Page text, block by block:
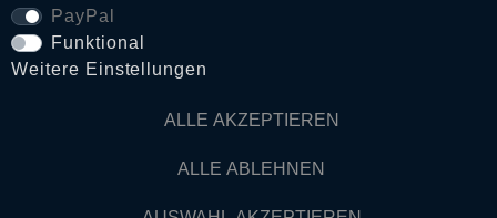
VERTRAG WIDERRUFEN
© Copyright 2026 Dark Ages Glasche & Kuczwalska GbR
PayPal
Funktional
Weitere Einstellungen
ALLE AKZEPTIEREN
ALLE ABLEHNEN